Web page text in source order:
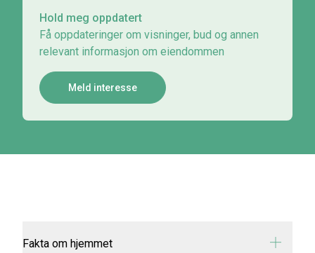
Hold meg oppdatert
Få oppdateringer om visninger, bud og annen
relevant informasjon om eiendommen
Meld interesse
Fakta om hjemmet